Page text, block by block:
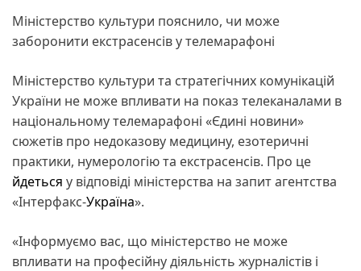
Міністерство культури пояснило, чи може
заборонити екстрасенсів у телемарафоні
Міністерство культури та стратегічних комунікацій
України не може впливати на показ телеканалами в
національному телемарафоні «Єдині новини»
сюжетів про недоказову медицину, езотеричні
практики, нумерологію та екстрасенсів. Про це
йдеться у відповіді міністерства на запит агентства
«Інтерфакс-Україна».
«Інформуємо вас, що міністерство не може
впливати на професійну діяльність журналістів і